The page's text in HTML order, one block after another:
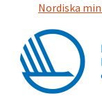
Nordiska